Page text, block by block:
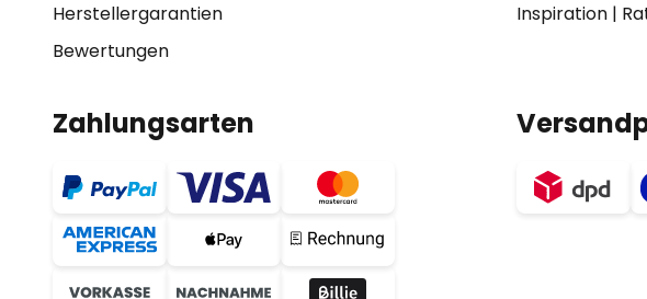
Herstellergarantien
Bewertungen
Inspiration|
Zahlungsarten